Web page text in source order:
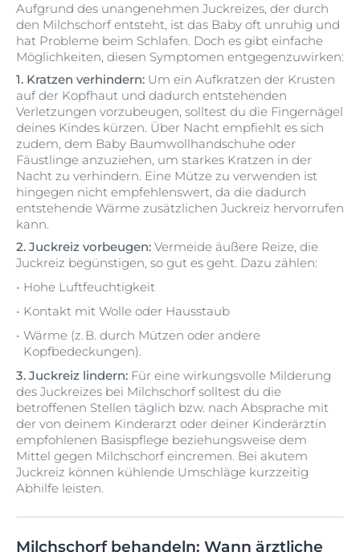
Aufgrund des unangenehmen Juckreizes, der durch
den Milchschorf entsteht, ist das Baby oft unruhig und
hat Probleme beim Schlafen. Doch es gibt einfache
Möglichkeiten, diesen Symptomen entgegenzuwirken:
1. Kratzen verhindern: Um ein Aufkratzen der Krusten
auf der Kopfhaut und dadurch entstehenden
Verletzungen vorzubeugen, solltest du die Fingernägel
deines Kindes kürzen. Über Nacht empfiehlt es sich
zudem, dem Baby Baumwollhandschuhe oder
Fäustlinge anzuziehen, um starkes Kratzen in der
Nacht zu verhindern. Eine Mütze zu verwenden ist
hingegen nicht empfehlenswert, da die dadurch
entstehende Wärme zusätzlichen Juckreiz hervorrufen
kann.
2. Juckreiz vorbeugen: Vermeide äußere Reize, die
Juckreiz begünstigen, so gut es geht. Dazu zählen:
Hohe Luftfeuchtigkeit
Kontakt mit Wolle oder Hausstaub
Wärme (z. B. durch Mützen oder andere
Kopfbedeckungen).
3. Juckreiz lindern: Für eine wirkungsvolle Milderung
des Juckreizes bei Milchschorf solltest du die
betroffenen Stellen täglich bzw. nach Absprache mit
der von deinem Kinderarzt oder deiner Kinderärztin
empfohlenen Basispflege beziehungsweise dem
Mittel gegen Milchschorf eincremen. Bei akutem
Juckreiz können kühlende Umschläge kurzzeitig
Abhilfe leisten.
Milchschorf behandeln: Wann ärztliche